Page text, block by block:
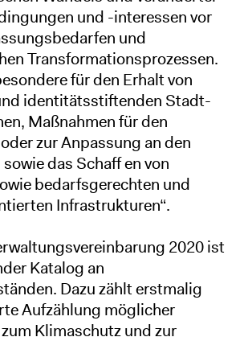
und -interessen vor
und
Transformationsprozessen.
für den Erhalt von
identitätsstiftenden Stadt-
Maßnahmen für den
zur Anpassung an den
das Schaff en von
bedarfsgerechten und
Infrastrukturen“.
2020 ist
Katalog an
Dazu zählt erstmalig
Aufzählung möglicher
Klimaschutz und zur